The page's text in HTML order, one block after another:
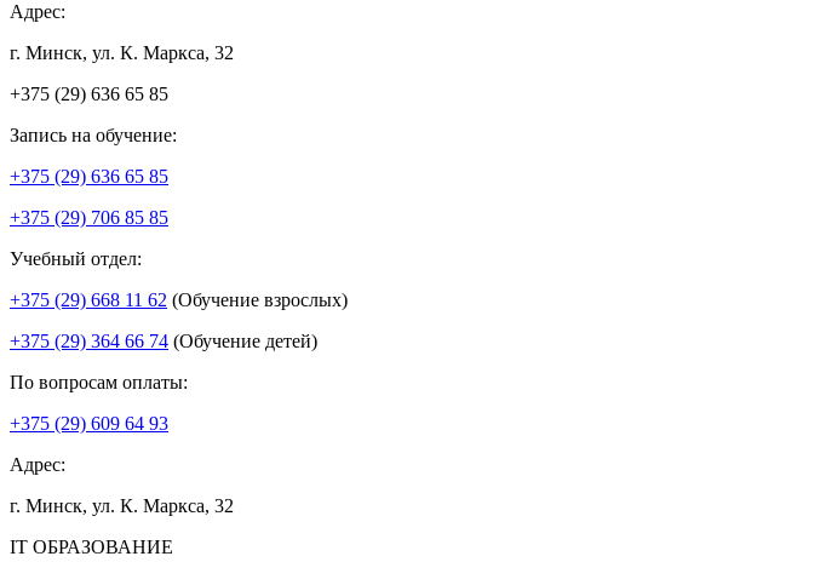
Адрес:
г. Минск, ул. К. Маркса, 32
+375 (29) 636 65 85
Запись на обучение:
+375 (29) 636 65 85
+375 (29) 706 85 85
Учебный отдел:
+375 (29) 668 11 62 (Обучение взрослых)
+375 (29) 364 66 74 (Обучение детей)
По вопросам оплаты:
+375 (29) 609 64 93
Адрес:
г. Минск, ул. К. Маркса, 32
IT ОБРАЗОВАНИЕ